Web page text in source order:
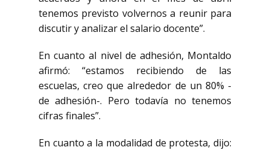
tenemos previsto volvernos a reunir para
discutir y analizar el salario docente”.
En cuanto al nivel de adhesión, Montaldo
afirmó: “estamos recibiendo de las
escuelas, creo que alrededor de un 80% -
de adhesión-. Pero todavía no tenemos
cifras finales”.
En cuanto a la modalidad de protesta, dijo: